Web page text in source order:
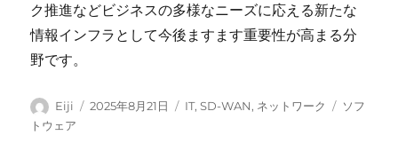
ク推進などビジネスの多様なニーズに応える新たな
情報インフラとして今後ますます重要性が高まる分
野です。
投
稿
Eiji
投
2025年8月21日
カ
IT,SD-WAN, ネットワーク
タ
ソフ
トウェア